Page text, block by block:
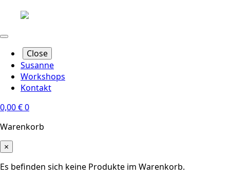
Close
Susanne
Workshops
Kontakt
0,00€0
Warenkorb
×
Es befinden sich keine Produkte im Warenkorb.